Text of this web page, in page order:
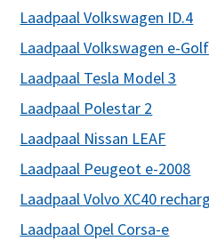
Laadpaal Volkswagen ID.4
Laadpaal Volkswagen e-Golf
Laadpaal Tesla Model 3
Laadpaal Polestar 2
Laadpaal Nissan LEAF
Laadpaal Peugeot e-2008
Laadpaal Volvo XC40
Laadpaal Opel Corsa-e